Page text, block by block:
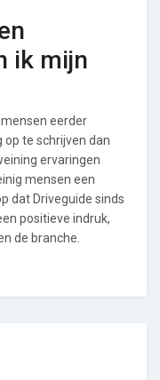
ik mijn
eerder
te schrijven dan
ervaringen
mensen een
dat Driveguide sinds
positieve indruk,
de branche.